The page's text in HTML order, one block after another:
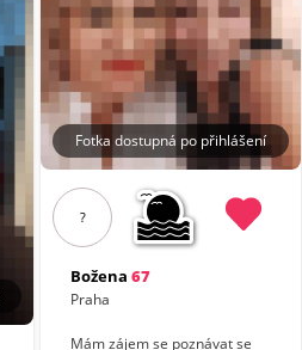
Fotka dostupná po přihlášení
?
Božena 67
Praha
Mám zájem se poznávat se